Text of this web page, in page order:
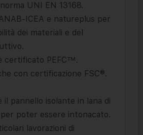
UNI EN 13168.
ICEA e natureplus per
dei materiali e del
certificato PEFC™.
con certificazione FSC®.
il pannello isolante in lana di
poter essere intonacato.
lavorazioni di